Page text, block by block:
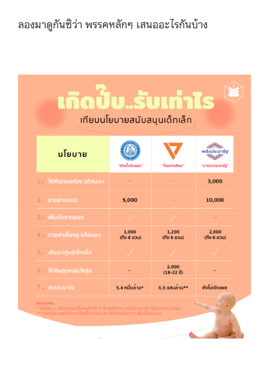
ลองมาดูกันซิว่า พรรคหลักๆ เสนออะไรกันบ้าง